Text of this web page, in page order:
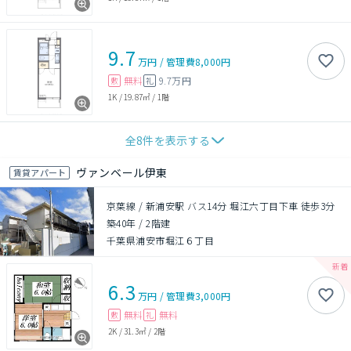
9.7 万円 /管理費8,000円
敷 無料 礼 9.7万円
1K / 19.87㎡ / 1階
全8件を表示する
賃貸アパート ヴァンベール伊東
京葉線 / 新浦安駅 バス14分 堀江六丁目下車 徒歩3分
築40年 /2階建
千葉県浦安市堀江６丁目
6.3 万円 /管理費3,000円
敷 無料 礼 無料
2K /31.3㎡ / 2階